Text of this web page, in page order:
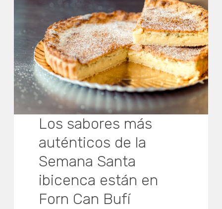
Los sabores más
auténticos de la
Semana Santa
ibicenca están en
Forn Can Bufí